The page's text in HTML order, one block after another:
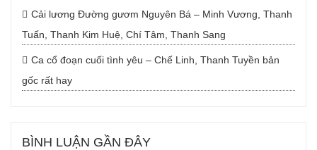
Cải lương Đường gươm Nguyên Bá – Minh Vương, Thanh
Tuấn, Thanh Kim Huệ, Chí Tâm, Thanh Sang
Ca cổ đoạn cuối tình yêu – Chế Linh, Thanh Tuyền bản
gốc rất hay
BÌNH LUẬN GẦN ĐÂY